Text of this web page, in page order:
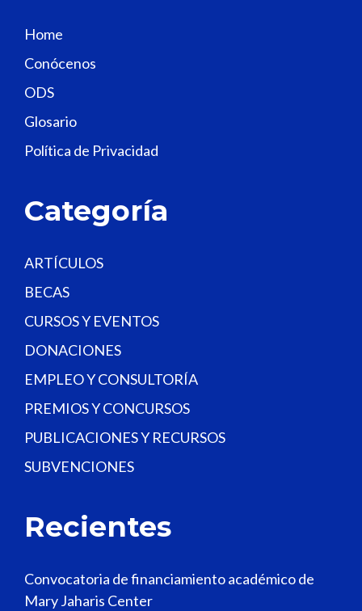
f
i
e
d
b
n
.
Home
Conócenos
ODS
Glosario
Política de Privacidad
Categoría
ARTÍCULOS
BECAS
CURSOS Y EVENTOS
DONACIONES
EMPLEO Y CONSULTORÍA
PREMIOS Y CONCURSOS
PUBLICACIONES Y RECURSOS
SUBVENCIONES
Recientes
Convocatoria de financiamiento académico de
Mary Jaharis Center